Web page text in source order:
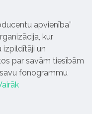
apvienība”
kur
izpildītāji un
par savām tiesībām
fonogrammu